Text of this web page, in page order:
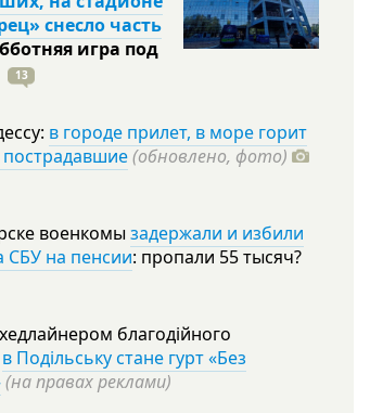
снесло часть
игра под
13
в городе прилет, в море горит
пострадавшие(обновлено, фото)
военкомы задержали и избили
СБУ на пенсии: пропали 55тысяч?
благодійного
в Подільську стане гурт «Без
(на правах реклами)